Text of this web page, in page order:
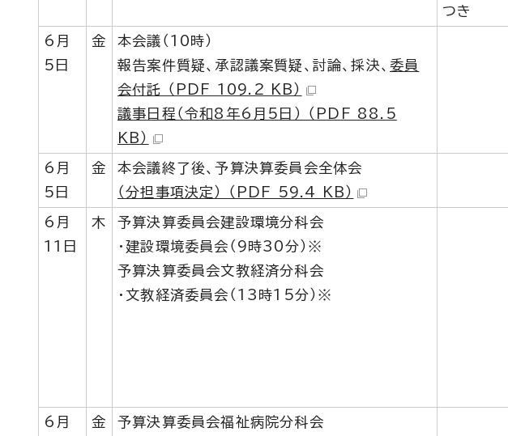
つき
6月
5日
金
本会議（10時）
報告案件質疑、承認議案質疑、討論、採決、委員
会付託 （PDF 109.2 KB）
議事日程（令和8年6月5日） （PDF 88.5
KB）
6月
5日
金
本会議終了後、予算決算委員会全体会
（分担事項決定） （PDF 59.4 KB）
6月
11日
木
予算決算委員会建設環境分科会
・建設環境委員会（9時30分）※
予算決算委員会文教経済分科会
・文教経済委員会（13時15分）※
6月
金
予算決算委員会福祉病院分科会